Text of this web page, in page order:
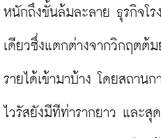
หนักถึงขั้นล้มละลาย ธุรกิจโร
เดียวซึ่งแตกต่างจากวิกฤตต้
รายได้เข้ามาบ้าง โดยสถาน
ไวรัสยังมีทีท่ารากยาว และสุ